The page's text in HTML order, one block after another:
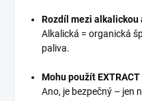
Rozdíl mezi alkalickou
Alkalická = organická
paliva.
Mohu použít
Ano, je bezpečný – jen